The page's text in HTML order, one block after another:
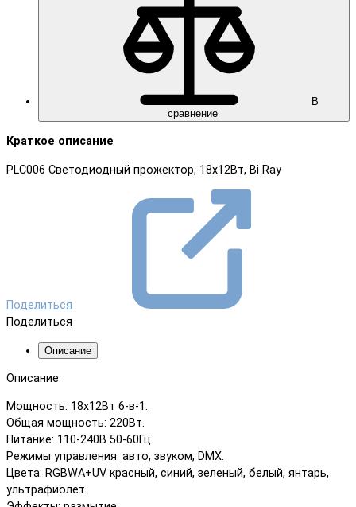
В
сравнение
Краткое описание
PLC006 Светодиодный прожектор, 18х12Вт, Bi Ray
Поделиться
Поделиться
Описание
Описание
Мощность: 18х12Вт 6-в-1.
Общая мощность: 220Вт.
Питание: 110-240В 50-60Гц.
Режимы управления: авто, звуком, DMX.
Цвета: RGBWA+UV красный, синий, зеленый, белый, янтарь,
ультрафиолет.